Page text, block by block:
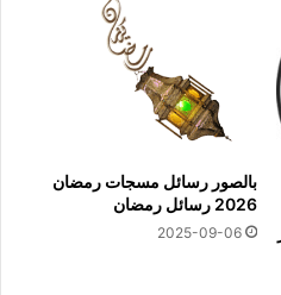
بالصور رسائل مسجات رمضان
2026 رسائل رمضان
2025-09-06